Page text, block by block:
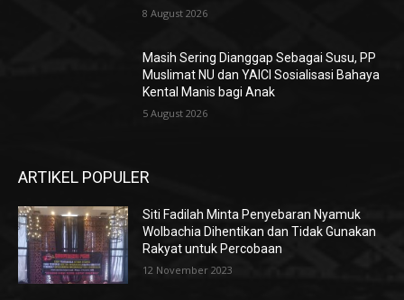
8 August 2026
Masih Sering Dianggap Sebagai Susu, PP
Muslimat NU dan YAICI Sosialisasi Bahaya
Kental Manis bagi Anak
5 August 2026
ARTIKEL POPULER
Siti Fadilah Minta Penyebaran Nyamuk
Wolbachia Dihentikan dan Tidak Gunakan
Rakyat untuk Percobaan
12 November 2023